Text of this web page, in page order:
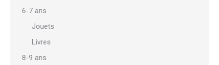
6-7 ans
Jouets
Livres
8-9 ans